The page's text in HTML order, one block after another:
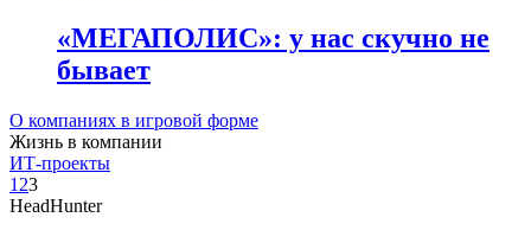
«МЕГАПОЛИС»: у нас скучно не
бывает
О компаниях в игровой форме
Жизнь в компании
ИТ-проекты
1 23
HeadHunter